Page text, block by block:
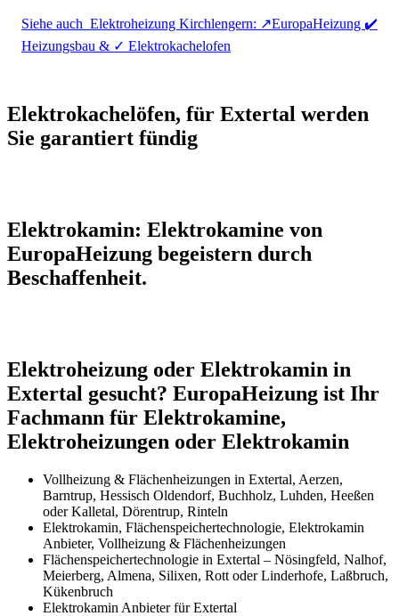
Siehe auch Elektroheizung Kirchlengern: ↗️EuropaHeizung ✔️
Heizungsbau & ✓ Elektrokachelofen
Elektrokachelöfen, für Extertal werden
Sie garantiert fündig
Elektrokamin: Elektrokamine von
EuropaHeizung begeistern durch
Beschaffenheit.
Elektroheizung oder Elektrokamin in
Extertal gesucht? EuropaHeizung ist Ihr
Fachmann für Elektrokamine,
Elektroheizungen oder Elektrokamin
Vollheizung & Flächenheizungen in Extertal, Aerzen,
Barntrup, Hessisch Oldendorf, Buchholz, Luhden, Heeßen
oder Kalletal, Dörentrup, Rinteln
Elektrokamin, Flächenspeichertechnologie, Elektrokamin
Anbieter, Vollheizung & Flächenheizungen
Flächenspeichertechnologie in Extertal – Nösingfeld, Nalhof,
Meierberg, Almena, Silixen, Rott oder Linderhofe, Laßbruch,
Kükenbruch
Elektrokamin Anbieter für Extertal